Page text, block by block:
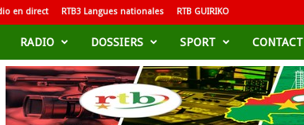
en direct RTB3 Langues nationales RTB GUIRIKO
RADIO DOSSIERS SPORT CONTACT